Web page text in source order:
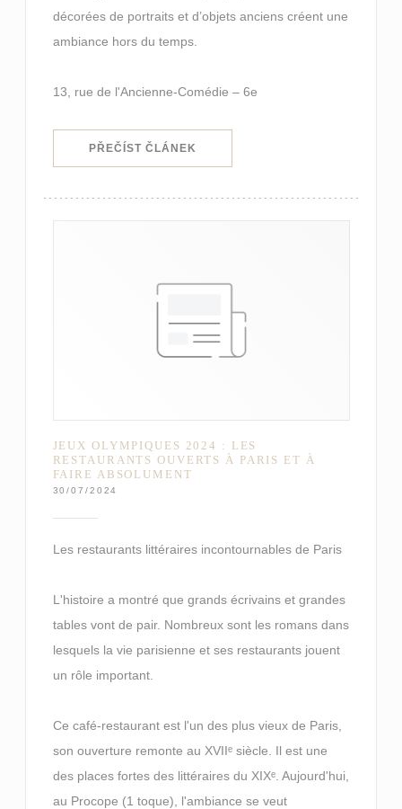
décorées de portraits et d’objets anciens créent une
ambiance hors du temps.
13, rue de l'Ancienne-Comédie – 6e
PŘEČÍST ČLÁNEK
JEUX OLYMPIQUES 2024 : LES
RESTAURANTS OUVERTS À PARIS ET À
FAIRE ABSOLUMENT
30/07/2024
Les restaurants littéraires incontournables de Paris
L'histoire a montré que grands écrivains et grandes
tables vont de pair. Nombreux sont les romans dans
lesquels la vie parisienne et ses restaurants jouent
un rôle important.
Ce café-restaurant est l'un des plus vieux de Paris,
son ouverture remonte au XVIIᵉ siècle. Il est une
des places fortes des littéraires du XIXᵉ. Aujourd'hui,
au Procope (1 toque), l'ambiance se veut